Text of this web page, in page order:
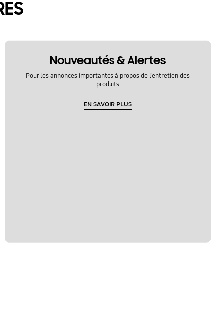
Nouveautés & Alertes
Pour les annonces importantes à propos de l’entretien des
produits
EN SAVOIR PLUS